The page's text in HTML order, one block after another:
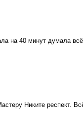
на 40 минут думала
Никите респект.